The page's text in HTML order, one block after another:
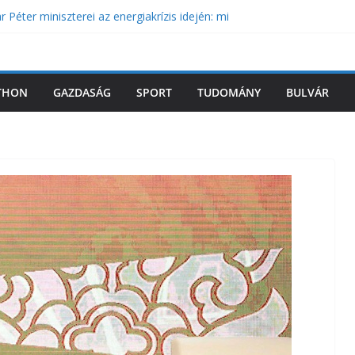
Péter miniszterei az energiakrízis idején: mi
az áramfogyasztást kedd este
GAZDASÁG SPORT TUDOMÁNY BULVÁR